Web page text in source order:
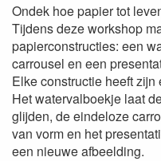
Ondek hoe papier tot
Tijdens deze workshop
papierconstructies: een
carrousel en een
Elke constructie heeft
Het watervalboekje laat
glijden, de eindeloze
van vorm en het
een nieuwe afbeelding.